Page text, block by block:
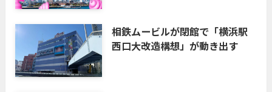
相鉄ムービルが閉館で「横浜駅
西口大改造構想」が動き出す